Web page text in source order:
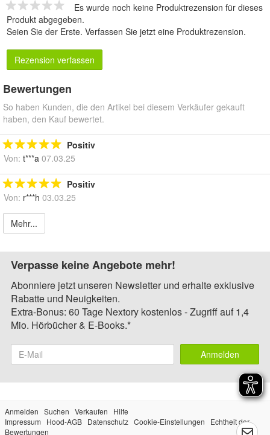
Es wurde noch keine Produktrezension für dieses
Produkt abgegeben.
Seien Sie der Erste. Verfassen Sie jetzt eine Produktrezension.
Rezension verfassen
Bewertungen
So haben Kunden, die den Artikel bei diesem Verkäufer gekauft
haben, den Kauf bewertet.
Positiv
Von: t***a 07.03.25
Positiv
Von: r***h 03.03.25
Mehr...
Verpasse keine Angebote mehr!
Abonniere jetzt unseren Newsletter und erhalte exklusive
Rabatte und Neuigkeiten.
Extra-Bonus: 60 Tage Nextory kostenlos - Zugriff auf 1,4
Mio. Hörbücher & E-Books.*
Anmelden
Anmelden Suchen Verkaufen
Hilfe
Impressum
Hood-AGB Datenschutz Cookie-Einstellungen
Echtheit der
Bewertungen